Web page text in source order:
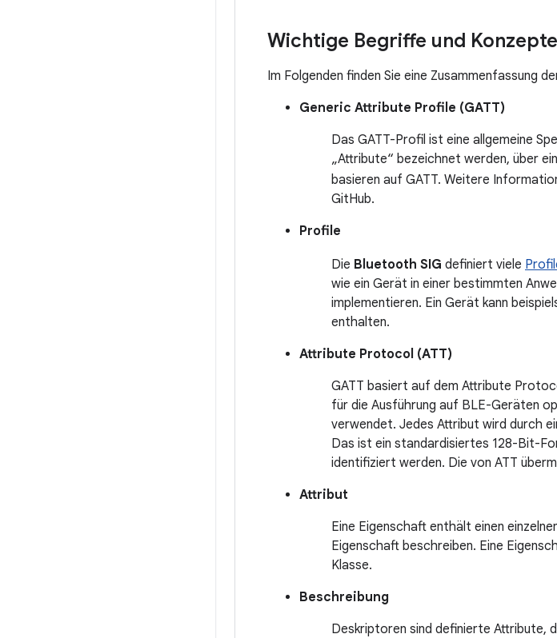
Wichtige Begriffe und Konzepte
Im Folgenden finden Sie eine Zusammenfassung
Generic Attribute Profile (GATT)
Das GATT-Profil ist eine allgemeine
„Attribute“ bezeichnet werden, über
basieren auf GATT. Weitere
GitHub.
Profile
Die Bluetooth SIG definiert viele
wie ein Gerät in einer bestimmten
implementieren. Ein Gerät kann
enthalten.
Attribute Protocol (ATT)
GATT basiert auf dem Attribute
für die Ausführung auf BLE-Geräten
verwendet. Jedes Attribut wird durch
Das ist ein standardisiertes 128-Bit-
identifiziert werden. Die von ATT
Attribut
Eine Eigenschaft enthält einen
Eigenschaft beschreiben. Eine
Klasse.
Beschreibung
Deskriptoren sind definierte Attribute,